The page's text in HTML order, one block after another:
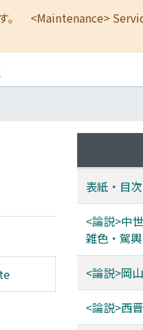
す。 <Maintenance>
表紙・目
<論説>中
雑色・駕
<論説>岡
<論説>西